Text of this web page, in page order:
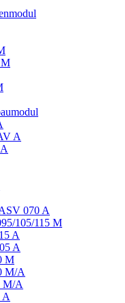
A
070 A
105/115 M
A
A
M
M/A
M/A
A